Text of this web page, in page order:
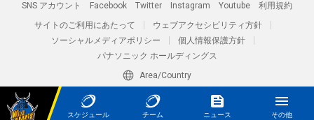
スケジュール チーム ニュース その他
SNS アカウント Facebook Twitter Instagram Youtube
利用規約
サイトのご利用にあたって
ウェブアクセシビリティ方針
ソーシャルメディアポリシー
個人情報保護方針
パナソニック ホールディングス
Area/Country
パナソニック スポーツ株式会社／埼玉パナソニックワイルドナイツ
© Panasonic Sports Co., Ltd.